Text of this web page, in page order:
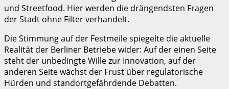
und Streetfood. Hier werden die drängendsten Fragen
der Stadt ohne Filter verhandelt.
Die Stimmung auf der Festmeile spiegelte die aktuelle
Realität der Berliner Betriebe wider: Auf der einen Seite
steht der unbedingte Wille zur Innovation, auf der
anderen Seite wächst der Frust über regulatorische
Hürden und standortgefährdende Debatten.